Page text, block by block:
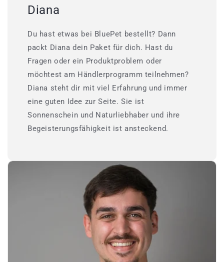
Diana
Du hast etwas bei BluePet bestellt? Dann
packt Diana dein Paket für dich. Hast du
Fragen oder ein Produktproblem oder
möchtest am Händlerprogramm teilnehmen?
Diana steht dir mit viel Erfahrung und immer
eine guten Idee zur Seite. Sie ist
Sonnenschein und Naturliebhaber und ihre
Begeisterungsfähigkeit ist ansteckend.